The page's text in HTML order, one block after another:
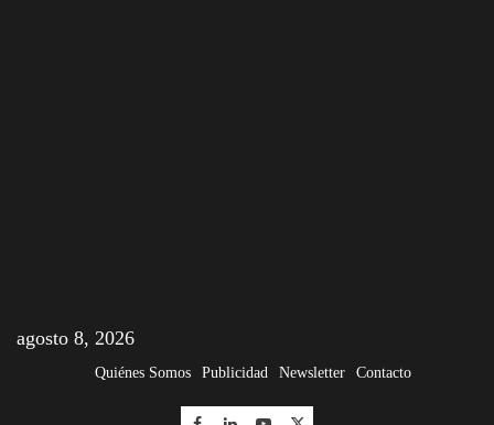
agosto 8, 2026
Quiénes Somos Publicidad Newsletter Contacto